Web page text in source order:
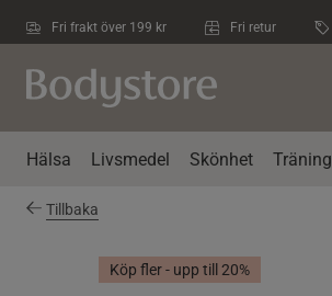
Fri frakt över 199 kr Fri retur
Hälsa Livsmedel Skönhet Träning
Tillbaka
Köp fler - upp till 20%